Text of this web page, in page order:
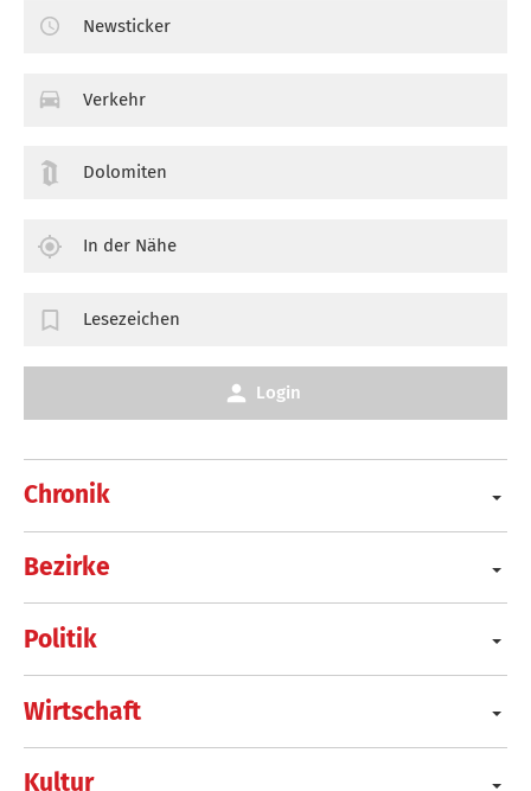
Chronik
Bezirke
Politik
Wirtschaft
Kultur
Newsticker
Verkehr
Dolomiten
In der Nähe
Lesezeichen
Login